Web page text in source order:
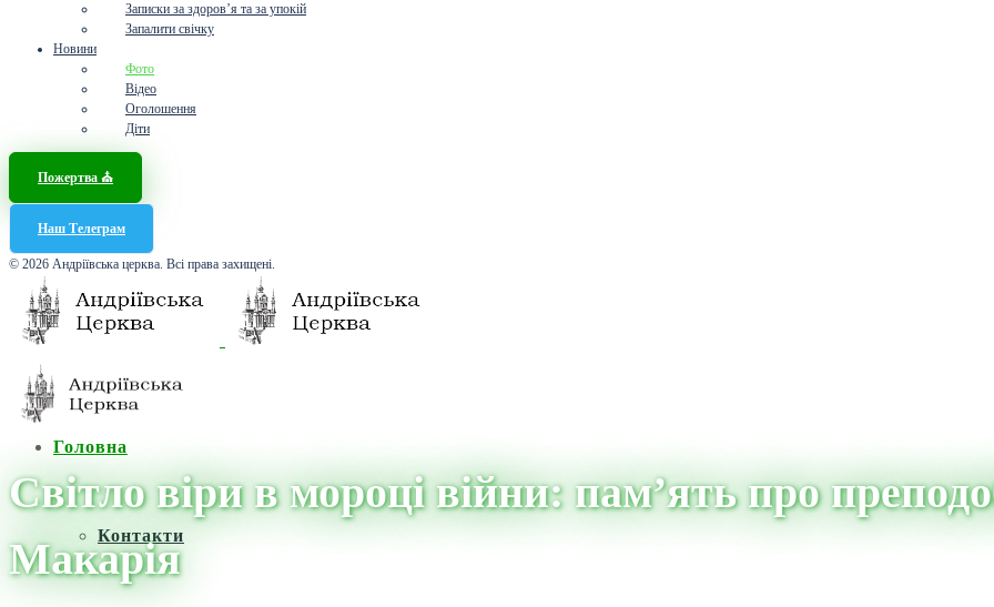
Записки за здоров’я та за упокій
Запалити свічку
Новини
Фото
Відео
Оголошення
Діти
Пожертва ⛪️
Наш Телеграм
© 2026 Андріївська церква. Всі права захищені.
Головна
Контакти
Світло віри в мороці війни: пам’ять про
Макарія